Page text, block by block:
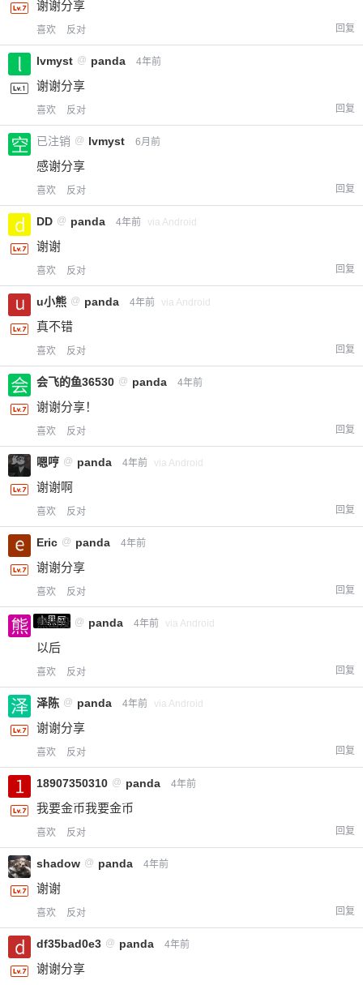
谢谢分享
喜欢 反对 回复
lvmyst @ panda 4年前
谢谢分享
喜欢 反对 回复
已注销 @ lvmyst 6月前
感谢分享
喜欢 反对 回复
DD @ panda 4年前 via Android
谢谢
喜欢 反对 回复
u小熊 @ panda 4年前 via Android
真不错
喜欢 反对 回复
会飞的鱼36530 @ panda 4年前
谢谢分享！
喜欢 反对 回复
嗯哼 @ panda 4年前 via Android
谢谢啊
喜欢 反对 回复
Eric @ panda 4年前
谢谢分享
喜欢 反对 回复
小黑屋
熊出没 @ panda 4年前 via Android
以后
喜欢 反对 回复
泽陈 @ panda 4年前 via Android
谢谢分享
喜欢 反对 回复
18907350310 @ panda 4年前
我要金币我要金币
喜欢 反对 回复
shadow @ panda 4年前
谢谢
喜欢 反对 回复
df35bad0e3 @ panda 4年前
谢谢分享
限。
忘记密码？